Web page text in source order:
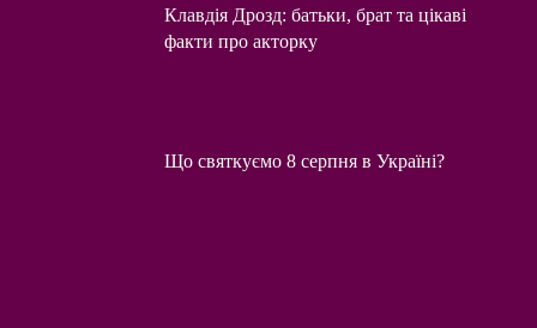
Клавдія Дрозд: батьки, брат та цікаві
факти про акторку
Що святкуємо 8 серпня в Україні?